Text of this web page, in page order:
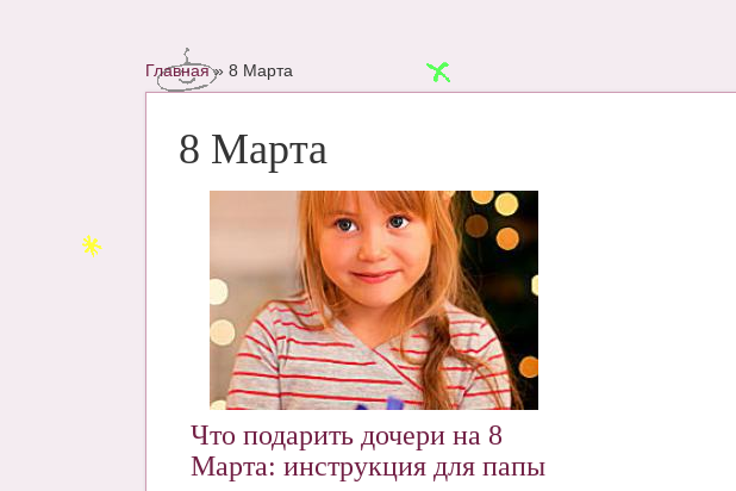
Главная» 8 Марта
8 Марта
Что подарить дочери на 8
Марта: инструкция для папы